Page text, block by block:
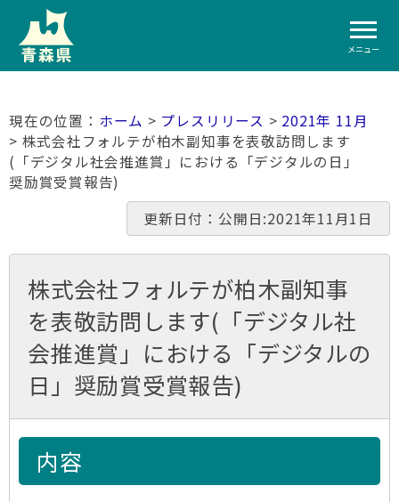
メニュー
ホーム > プレスリリース > 2021年 11月
> 株式会社フォルテが柏木副知事を表敬訪問します
(「デジタル社会推進賞」における「デジタルの日」
奨励賞受賞報告)
更新日付：公開日:2021年11月1日
株式会社フォルテが柏木副知事
を表敬訪問します(「デジタル社
会推進賞」における「デジタルの
日」奨励賞受賞報告)
内容